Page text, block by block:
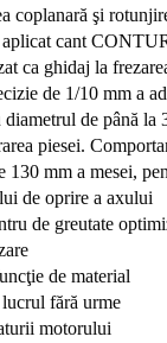
coplanară şi
aplicat cant
ca ghidaj la
de 1/10 mm a
de până la
piesei.
130 mm a mesei,
de oprire a axului
de greutate
de material
fără urme
motorului